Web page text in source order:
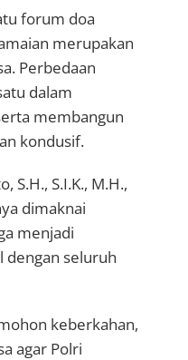
forum doa
merupakan
Perbedaan
dalam
membangun
kondusif.
S.H., S.I.K., M.H.,
dimaknai
menjadi
seluruh
keberkahan,
agar Polri